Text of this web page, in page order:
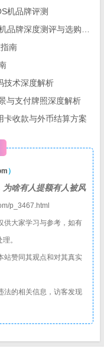
机品牌评测
南
技术深度解析
与支付牌照深度解析
卡收款与外币结算方案
）
为啥有人提额有人被风
p_3467.html
供大家学习与参考，如有
。
站赞同其观点和对其真实
法的相关信息，访客发现